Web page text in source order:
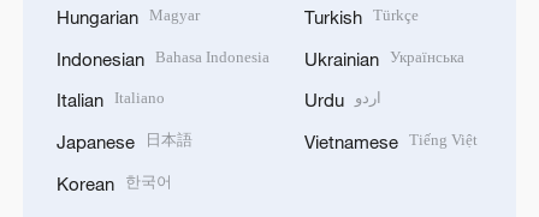
Hungarian Magyar
Indonesian Bahasa Indonesia
Italian Italiano
Japanese 日本語
Korean 한국어
Turkish Türkçe
Ukrainian Українська
Urdu اردو
Vietnamese Tiếng Việt